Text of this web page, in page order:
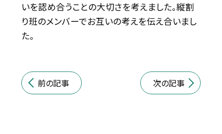
いを認め合うことの大切さを考えました。縦割
り班のメンバーでお互いの考えを伝え合いまし
た。
前の記事 次の記事